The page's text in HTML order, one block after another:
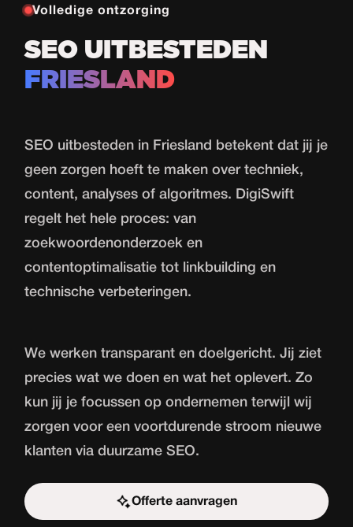
Volledige ontzorging
SEO UITBESTEDEN
FRIESLAND
SEO uitbesteden in Friesland betekent dat jij je
geen zorgen hoeft te maken over techniek,
content, analyses of algoritmes. DigiSwift
regelt het hele proces: van
zoekwoordenonderzoek en
contentoptimalisatie tot linkbuilding en
technische verbeteringen.
We werken transparant en doelgericht. Jij ziet
precies wat we doen en wat het oplevert. Zo
kun jij je focussen op ondernemen terwijl wij
zorgen voor een voortdurende stroom nieuwe
klanten via duurzame SEO.
Offerte aanvragen
Start de uitdaging